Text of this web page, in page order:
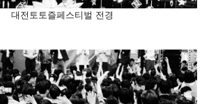
대전토토즐페스티벌 전경